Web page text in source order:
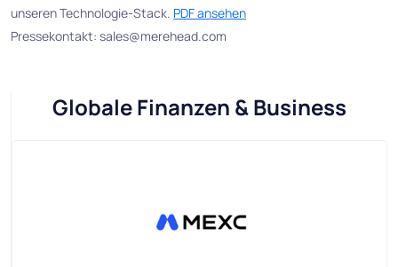
unseren Technologie-Stack. PDF ansehen
Pressekontakt: sales@merehead.com
Globale Finanzen & Business